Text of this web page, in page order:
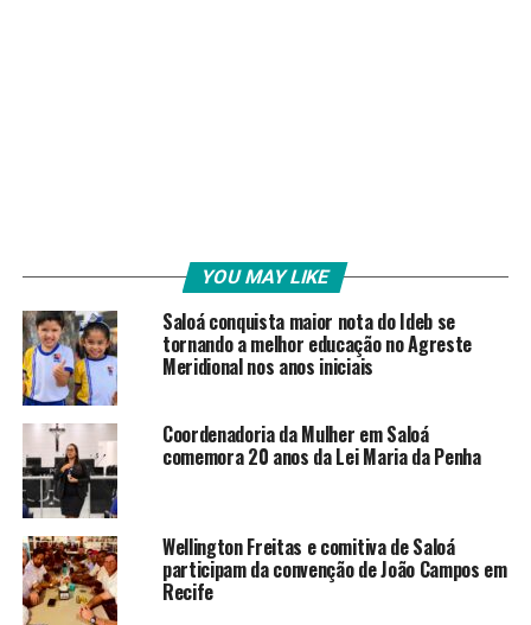
YOU MAY LIKE
Saloá conquista maior nota do Ideb se
tornando a melhor educação no Agreste
Meridional nos anos iniciais
Coordenadoria da Mulher em Saloá
comemora 20 anos da Lei Maria da Penha
Wellington Freitas e comitiva de Saloá
participam da convenção de João Campos em
Recife